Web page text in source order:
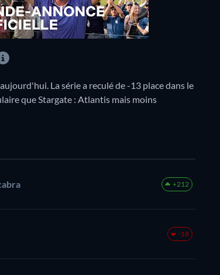
La série a reculé de -13 place dans le
que Stargate : Atlantis mais moins
+212
-18